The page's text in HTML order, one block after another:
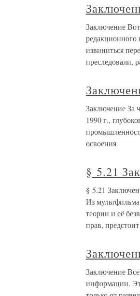
Заключение
извиниться
преследовали,
Заключение За
1990 г.,
освоения
§ 5.21
§ 5.21
Из
теории и её
прав, предстоит
Заключение
информации.